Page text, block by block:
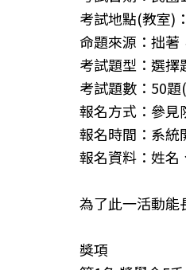
考試地點(教室)
命題來源：拙
考試題型：選擇
考試題數：50
報名方式：參見
報名時間：系統
報名資料：姓
為了此一活動能
獎項